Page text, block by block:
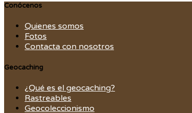
Conócenos
Quienes somos
Fotos
Contacta con nosotros
Geocaching
¿Qué es el geocaching?
Rastreables
Geocoleccionismo